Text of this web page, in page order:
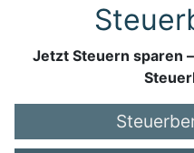
Jetzt Steuern sparen